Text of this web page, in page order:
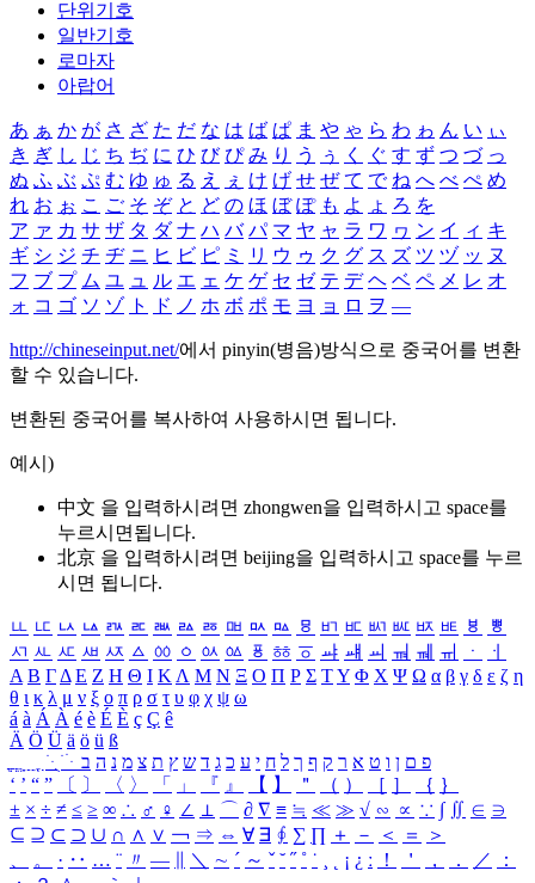
단위기호
일반기호
로마자
아랍어
あ ぁ か が さ ざ た だ な は ば ぱ ま や ゃ ら わ ゎ ん い ぃ
き ぎ し じ ち ぢ に ひ び ぴ み り う ぅ く ぐ す ず つ づ っ
ぬ ふ ぶ ぷ む ゆ ゅ る え ぇ け げ せ ぜ て で ね へ べ ぺ め
れ お ぉ こ ご そ ぞ と ど の ほ ぼ ぽ も よ ょ ろ を
ア ァ カ サ ザ タ ダ ナ ハ バ パ マ ヤ ャ ラ ワ ヮ ン イ ィ キ
ギ シ ジ チ ヂ ニ ヒ ビ ピ ミ リ ウ ゥ ク グ ス ズ ツ ヅ ッ ヌ
フ ブ プ ム ユ ュ ル エ ェ ケ ゲ セ ゼ テ デ ヘ ベ ペ メ レ オ
ォ コ ゴ ソ ゾ ト ド ノ ホ ボ ポ モ ヨ ョ ロ ヲ ―
http://chineseinput.net/에서 pinyin(병음)방식으로 중국어를 변환
할 수 있습니다.
변환된 중국어를 복사하여 사용하시면 됩니다.
예시)
中文 을 입력하시려면 zhongwen을 입력하시고 space를
누르시면됩니다.
北京 을 입력하시려면 beijing을 입력하시고 space를 누르
시면 됩니다.
ㅥ ㅦ ㅧ ㅨ ㅩ ㅪ ㅫ ㅬ ㅭ ㅮ ㅯ ㅰ ㅱ ㅲ ㅳ ㅴ ㅵ ㅶ ㅷ ㅸ
ㅹ
ㅺ ㅻ ㅼ ㅽ ㅾ ㅿ ㆀ ㆁ ㆂ ㆃ ㆄ ㆅ ㆆ ㆇ ㆈ ㆉ ㆊ ㆋ ㆌ ㆍ
ㆎ
Α Β ΓΔ Ε Ζ Η Θ Ι ΚΛ Μ Ν Ξ Ο Π Ρ Σ ΤΥ Φ Χ Ψ Ω α β γ δ ε ζ η
θ ι κ λ μ ν ξ ο π ρ σ τ υ φ χ ψ ω
á à Á À é è É È ç Ç ê
Ä Ö Ü ä ö ü ß
ִֶֹ ֻּ ׁׂ פ ם ן ו ט א ר ק ף ך ל ח י ע כ ג ד ש ץ ת צ מ נ ה ב
‘ ’ “ ” 〔 〕 〈 〉 「 」 『 』 【 】 ＂ （ ） ［ ］ ｛ ｝
± × ÷ ≠ ≤ ≥ ∞ ∴ ♂ ♀ ∠ ⊥ ⌒ ∂ ∇ ≡ ≒ ≪ ≫ √ ∽ ∝ ∵ ∫ ∬ ∈ ∋
⊆ ⊇ ⊂ ⊃ ∪ ∩ ∧ ∨ ￢ ⇒ ⇔ ∀ ∃ ∮ ∑ ∏ ＋ － ＜ ＝
＞
、
。 · ‥ … ¨ 〃 ― ＼ ∼ ´ ～ ˇ ˘ ˝ ˚ ˙ ¸ ¡ ¿ ː ！ ＇ ， ． ／
：